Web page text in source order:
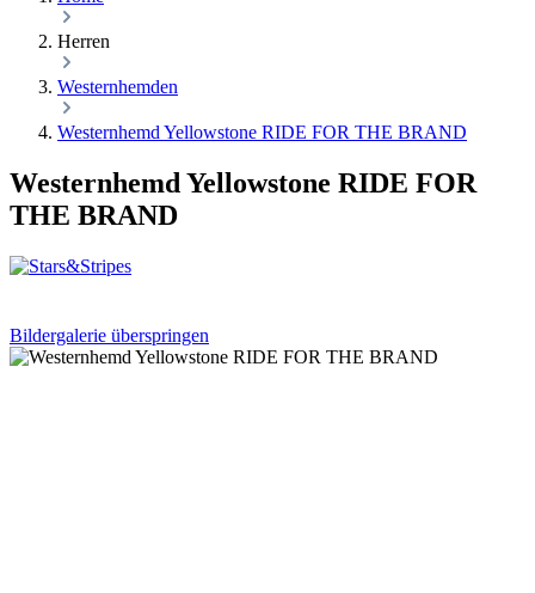
Herren
Westernhemden
Westernhemd Yellowstone RIDE FOR THE BRAND
Westernhemd Yellowstone RIDE FOR
THE BRAND
Bildergalerie überspringen